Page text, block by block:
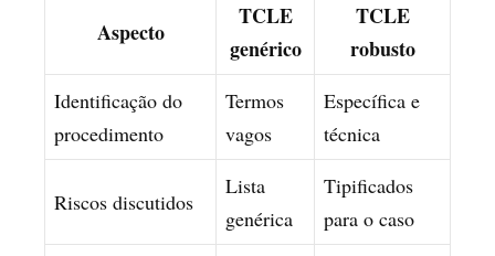
Aspecto
TCLE
genérico
TCLE
robusto
Identificação do
procedimento
Termos
vagos
Específica e
técnica
Riscos discutidos
Lista
genérica
Tipificados
para o caso